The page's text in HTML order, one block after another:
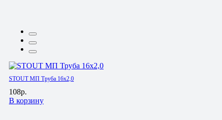
STOUT МП Труба 16х2,0
108р.
В корзину